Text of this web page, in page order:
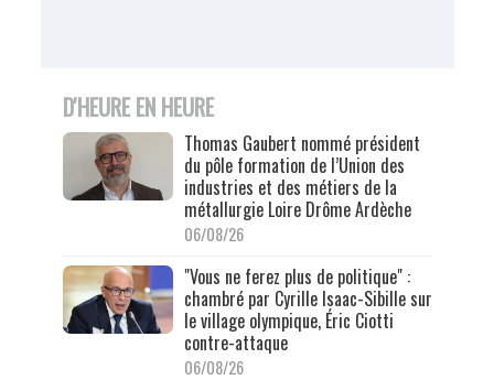
D'HEURE EN HEURE
Thomas Gaubert nommé président
du pôle formation de l’Union des
industries et des métiers de la
métallurgie Loire Drôme Ardèche
06/08/26
"Vous ne ferez plus de politique" :
chambré par Cyrille Isaac-Sibille sur
le village olympique, Éric Ciotti
contre-attaque
06/08/26